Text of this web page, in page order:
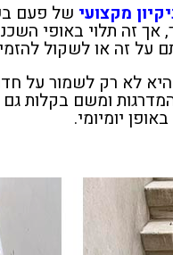
מקצועי של פעם
אך זה תלוי באופי
זה או לשקול להזמין
לא רק לשמור על
ומשם בקלות
יומיומי.